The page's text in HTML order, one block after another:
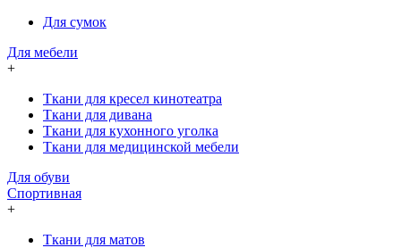
Для сумок
Для мебели
+
Ткани для кресел кинотеатра
Ткани для дивана
Ткани для кухонного уголка
Ткани для медицинской мебели
Для обуви
Спортивная
+
Ткани для матов